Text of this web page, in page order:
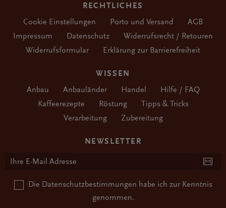
RECHTLICHES
Cookie Einstellungen
Porto und Versand
AGB
Impressum
Datenschutz
Widerrufsrecht / Retouren
Widerrufsformular
Erklärung zur Barrierefreiheit
WISSEN
Anbau
Anbauländer Handel
Hilfe / FAQ
Kaffeerezepte
Röstung
Tipps & Tricks
Verarbeitung
Zubereitung
NEWSLETTER
Die Datenschutzbestimmungen habe ich zur Kenntnis
genommen.